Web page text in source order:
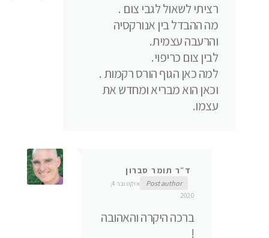
רציתי לשאול לגבי צום .
מה ההבדל בין אנורקסיה
והרעבה עצמית.
לבין צום כריפוי.
למה כאן הגוף הורס רקמות .
וכאן הוא מבריא ומחדש את
עצמו.
ד״ר תומר סברון
Post author
אוקטובר 4,
2020
ברכה היקרה והאהובה
!